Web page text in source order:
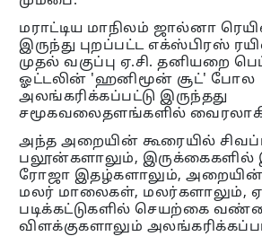
மராட்டிய மாநிலம் ஜால்னா
இருந்து புறப்பட்ட எக்ஸ்பிரஸ்
முதல் வகுப்பு ஏ.சி. தனியறை
ஓட்டலின் 'ஹனிமூன் சூட்' போல
அலங்கரிக்கப்பட்டு இருந்தது
சமூகவலைதளங்களில் வைரலாகி
அந்த அறையின் கூரையில்
பலூன்களாலும்,
ரோஜா இதழ்களாலும், அறையின்
மலர் மாலைகள், மலர்களாலும்,
படிக்கட்டுகளில் செயற்கை
விளக்குகளாலும்